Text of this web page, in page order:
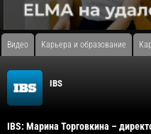
Видео Карьера и образование
IBS
IBS: Марина Торговкина –